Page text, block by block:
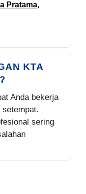
Pratama,
KTA
Anda bekerja
sering